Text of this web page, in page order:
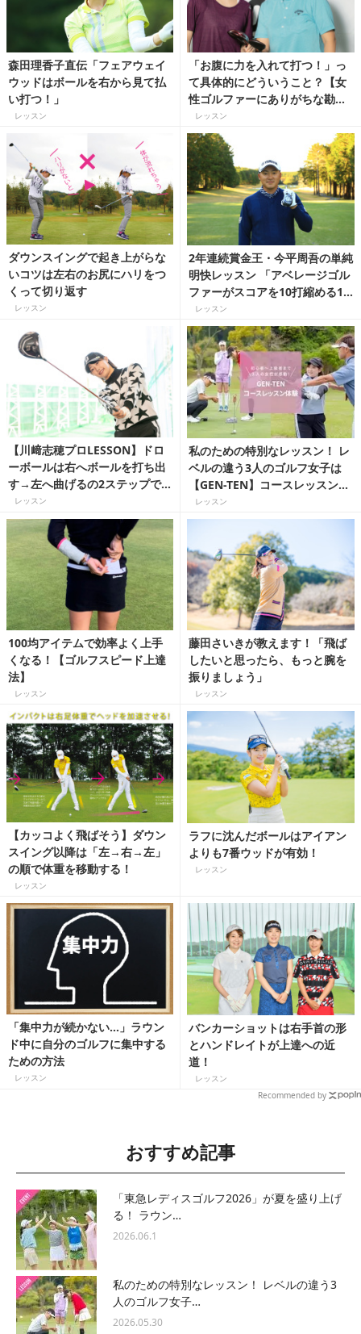
森田理香子直伝「フェアウェイ
ウッドはボールを右から見て払
い打つ！」
レッスン
「お腹に力を入れて打つ！」っ
て具体的にどういうこと？【女
性ゴルファーにありがちな勘違
いを再チェック】
レッスン
ダウンスイングで起き上がらな
いコツは左右のお尻にハリをつ
くって切り返す
レッスン
2年連続賞金王・今平周吾の単純
明快レッスン 「アベレージゴル
ファーがスコアを10打縮める12
の秘策」 【4】ユーティリティ
クラブを打つコツは前傾角度！
レッスン
【川﨑志穂プロLESSON】ドロ
ーボールは右へボールを打ち出
す→左へ曲げるの2ステップで
マスター！
レッスン
私のための特別なレッスン！ レ
ベルの違う3人のゴルフ女子は
【GEN-TEN】コースレッスンで
どう変わる？
レッスン
100均アイテムで効率よく上手
くなる！【ゴルフスピード上達
法】
レッスン
藤田さいきが教えます！「飛ば
したいと思ったら、もっと腕を
振りましょう」
レッスン
【カッコよく飛ばそう】ダウン
スイング以降は「左→右→左」
の順で体重を移動する！
レッスン
ラフに沈んだボールはアイアン
よりも7番ウッドが有効！
レッスン
「集中力が続かない…」ラウン
ド中に自分のゴルフに集中する
ための方法
レッスン
バンカーショットは右手首の形
とハンドレイトが上達への近
道！
レッスン
Recommended by
おすすめ記事
「東急レディスゴルフ2026」が夏を盛り上げ
る！ ラウン…
2026.06.1
私のための特別なレッスン！ レベルの違う3
人のゴルフ女子…
2026.05.30